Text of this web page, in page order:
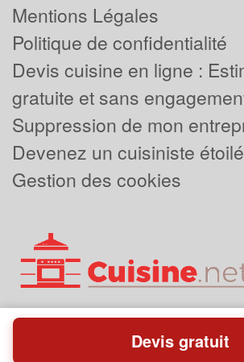
Mentions Légales
Politique de confidentialité
Devis cuisine en ligne :
gratuite et sans
Suppression de mon
Devenez un cuisiniste étoilé
Gestion des cookies
Powered byPlus que pro
Devis gratuit